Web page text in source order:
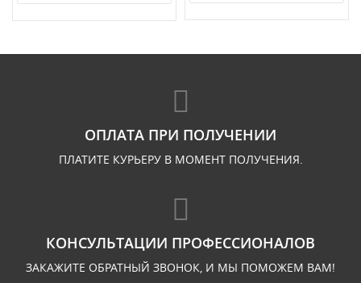
ОПЛАТА ПРИ ПОЛУЧЕНИИ
ПЛАТИТЕ КУРЬЕРУ В МОМЕНТ ПОЛУЧЕНИЯ.
КОНСУЛЬТАЦИИ ПРОФЕССИОНАЛОВ
ЗАКАЖИТЕ ОБРАТНЫЙ ЗВОНОК, И МЫ ПОМОЖЕМ ВАМ!